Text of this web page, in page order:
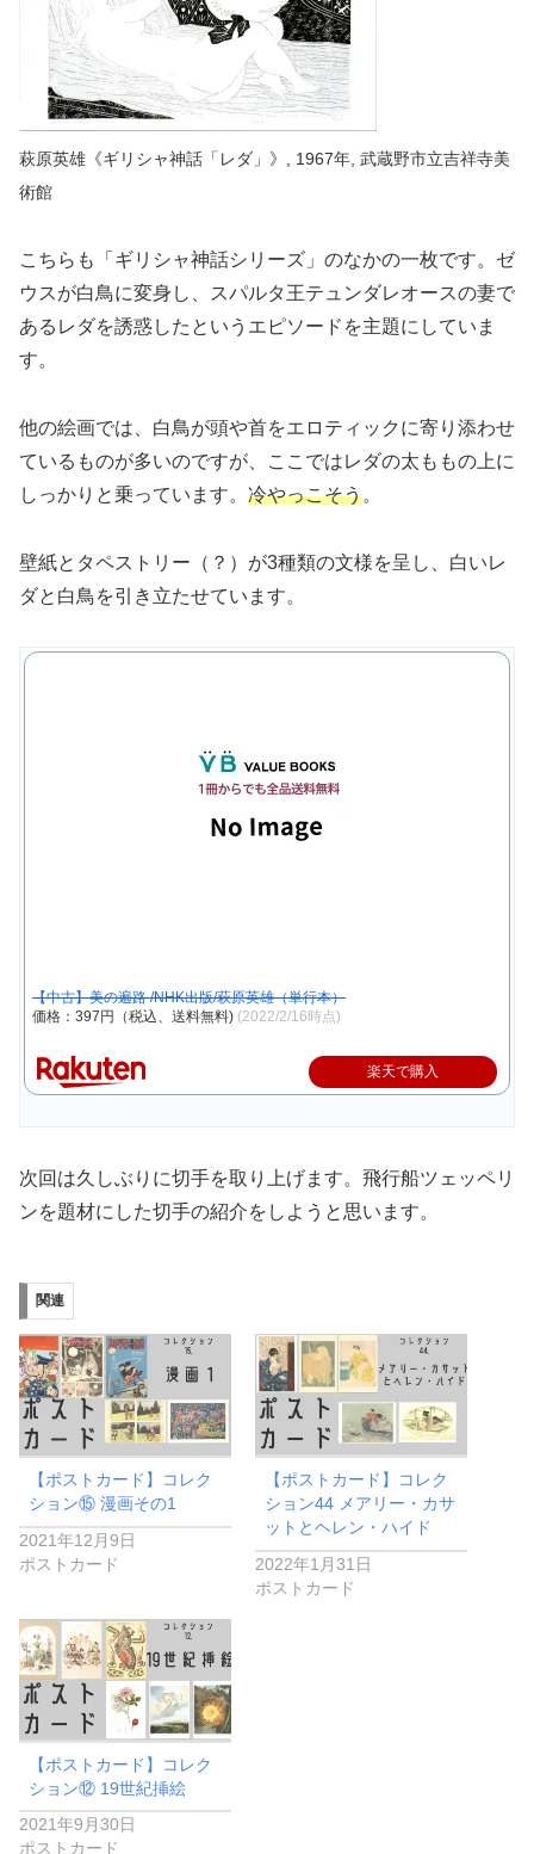
萩原英雄《ギリシャ神話「レダ」》, 1967年, 武蔵野市立吉祥寺美
術館
こちらも「ギリシャ神話シリーズ」のなかの一枚です。ゼ
ウスが白鳥に変身し、スパルタ王テュンダレオースの妻で
あるレダを誘惑したというエピソードを主題にしていま
す。
他の絵画では、白鳥が頭や首をエロティックに寄り添わせ
ているものが多いのですが、ここではレダの太ももの上に
しっかりと乗っています。 冷やっこそう。
壁紙とタペストリー（？）が3種類の文様を呈し、白いレ
ダと白鳥を引き立たせています。
【中古】美の遍路 /NHK出版/萩原英雄（単行本）
価格：397円（税込、送料無料) (2022/2/16時点)
楽天で購入
次回は久しぶりに切手を取り上げます。飛行船ツェッペリ
ンを題材にした切手の紹介をしようと思います。
関連
【ポストカード】コレク
ション⑮ 漫画その1
2021年12月9日
ポストカード
【ポストカード】コレク
ション44 メアリー・カサ
ットとヘレン・ハイド
2022年1月31日
ポストカード
【ポストカード】コレク
ション⑫ 19世紀挿絵
2021年9月30日
ポストカード